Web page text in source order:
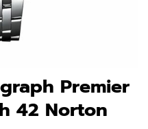
Premier
42 Norton